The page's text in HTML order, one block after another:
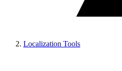
Localization Tools